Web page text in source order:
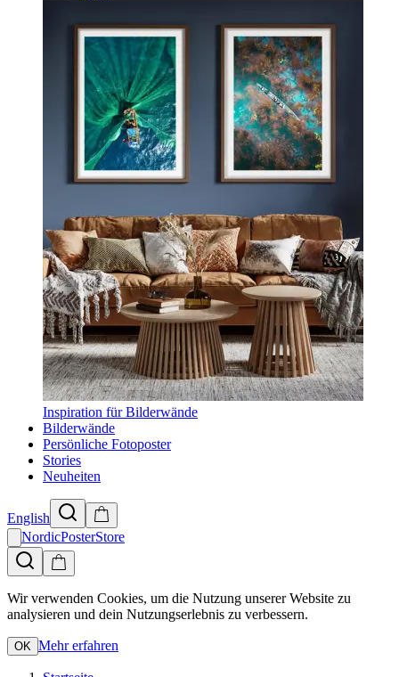
Inspiration für Bilderwände
Bilderwände
Persönliche Fotoposter
Stories
Neuheiten
English
NordicPosterStore
Wir verwenden Cookies, um die Nutzung unserer Website zu
analysieren und dein Nutzungserlebnis zu verbessern.
OK Mehr erfahren